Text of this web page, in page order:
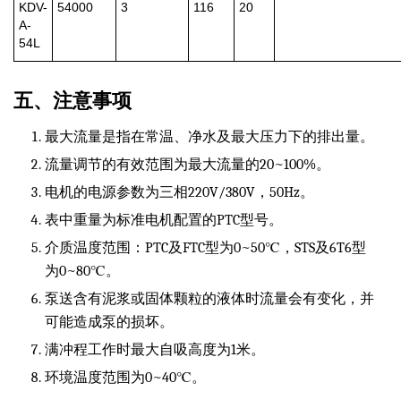
KDV-
A-
54L
54000 3 116 20
五、注意事项
最大流量是指在常温、净水及最大压力下的排出量。
流量调节的有效范围为最大流量的20~100%。
电机的电源参数为三相220V/380V，50Hz。
表中重量为标准电机配置的PTC型号。
介质温度范围：PTC及FTC型为0~50℃，STS及6T6型
为0~80℃。
泵送含有泥浆或固体颗粒的液体时流量会有变化，并
可能造成泵的损坏。
满冲程工作时最大自吸高度为1米。
环境温度范围为0~40℃。